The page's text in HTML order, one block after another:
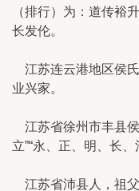
（排行）为：道传裕
长发伦。
江苏连云港地区侯
业兴家。
江苏省徐州市丰县侯
立”“永、正、明、长、
江苏省沛县人，祖父